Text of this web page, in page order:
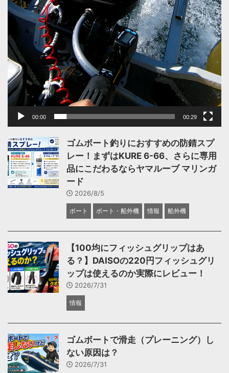
00:00 00:29
ゴムボート釣りにおすすめの防錆スプ
レー！まずはKURE 6-66、さらに専用
品にこだわるならヤマルーブ マリンガ
ード
2026/8/5
ボート ボート・船外機 情報 船外機
【100均にフィッシュグリップはあ
る？】DAISOの220円フィッシュグリ
ップは使えるのか実際にレビュー！
2026/7/31
情報
ゴムボートで滑走（プレーニング）し
ない原因は？
2026/7/31